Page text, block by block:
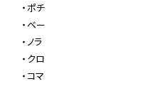
・ポチ
・ベー
・ノラ
・クロ
・コマ